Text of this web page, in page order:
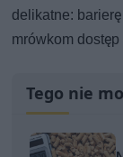
delikatne:
mrówkom
Tego nie